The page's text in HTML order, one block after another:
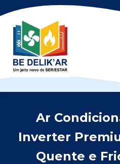
Ar
Inverter
Quente e